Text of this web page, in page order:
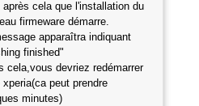
après cela que l'installation du
firmeware démarre.
apparaîtra indiquant
finished"
cela,vous devriez redémarrer
xperia(ca peut prendre
minutes)